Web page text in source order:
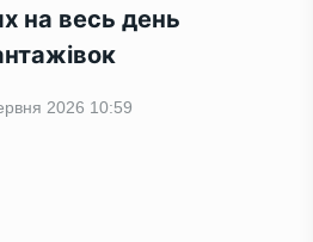
на весь день
2026 10:59